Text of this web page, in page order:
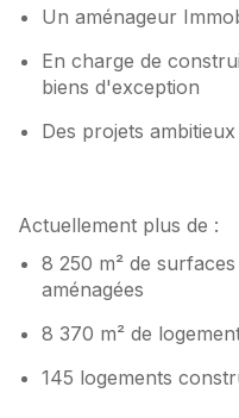
Un aménageur
En charge de
biens d'exception
Des projets
Actuellement plus de :
8 250 m² de
aménagées
8 370 m² de
145 logements